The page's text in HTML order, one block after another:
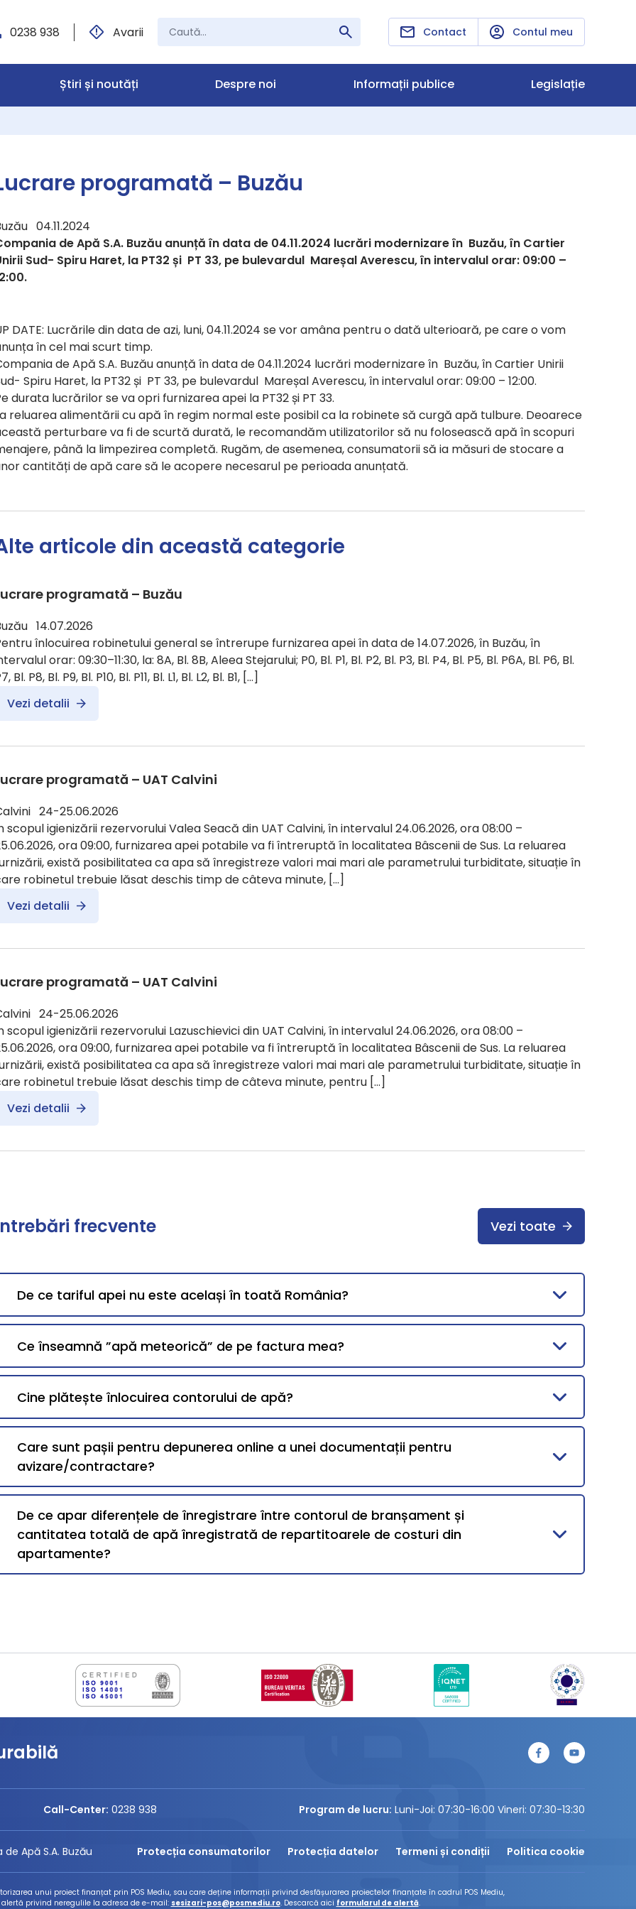
0238 938 Avarii Contact Contul meu
Știri și noutăți Despre noi Informații publice Legislație
programată – Buzău
04.11.2024
de Apă S.A. Buzău anunță în data de 04.11.2024 lucrări modernizare în Buzău, în Cartier
Sud- Spiru Haret, la PT32 și PT 33, pe bulevardul Mareșal Averescu, în intervalul orar: 09:00 –
DATE: Lucrările din data de azi, luni, 04.11.2024 se vor amâna pentru o dată ulterioară, pe care o vom
în cel mai scurt timp.
de Apă S.A. Buzău anunță în data de 04.11.2024 lucrări modernizare în Buzău, în Cartier Unirii
Spiru Haret, la PT32 și PT 33, pe bulevardul Mareșal Averescu, în intervalul orar: 09:00 – 12:00.
durata lucrărilor se va opri furnizarea apei la PT32 și PT 33.
reluarea alimentării cu apă în regim normal este posibil ca la robinete să curgă apă tulbure. Deoarece
perturbare va fi de scurtă durată, le recomandăm utilizatorilor să nu folosească apă în scopuri
până la limpezirea completă. Rugăm, de asemenea, consumatorii să ia măsuri de stocare a
cantități de apă care să le acopere necesarul pe perioada anunțată.
articole din această categorie
programată – Buzău
14.07.2026
înlocuirea robinetului general se întrerupe furnizarea apei în data de 14.07.2026, în Buzău, în
orar: 09:30–11:30, la: 8A, Bl. 8B, Aleea Stejarului; P0, Bl. P1, Bl. P2, Bl. P3, Bl. P4, Bl. P5, Bl. P6A, Bl. P6, Bl.
Bl. P8, Bl. P9, Bl. P10, Bl. P11, Bl. L1, Bl. L2, Bl. B1, […]
Vezi detalii
programată – UAT Calvini
24-25.06.2026
scopul igienizării rezervorului Valea Seacă din UAT Calvini, în intervalul 24.06.2026, ora 08:00 –
ora 09:00, furnizarea apei potabile va fi întreruptă în localitatea Bâscenii de Sus. La reluarea
există posibilitatea ca apa să înregistreze valori mai mari ale parametrului turbiditate, situație în
robinetul trebuie lăsat deschis timp de câteva minute, […]
Vezi detalii
programată – UAT Calvini
24-25.06.2026
scopul igienizării rezervorului Lazuschievici din UAT Calvini, în intervalul 24.06.2026, ora 08:00 –
ora 09:00, furnizarea apei potabile va fi întreruptă în localitatea Bâscenii de Sus. La reluarea
există posibilitatea ca apa să înregistreze valori mai mari ale parametrului turbiditate, situație în
robinetul trebuie lăsat deschis timp de câteva minute, pentru […]
Vezi detalii
frecvente Vezi toate
De ce tariful apei nu este același în toată România?
Ce înseamnă ”apă meteorică” de pe factura mea?
Cine plătește înlocuirea contorului de apă?
Care sunt pașii pentru depunerea online a unei documentații pentru
avizare/contractare?
De ce apar diferențele de înregistrare între contorul de branșament și
cantitatea totală de apă înregistrată de repartitoarele de costuri din
apartamente?
Call-Center: 0238 938 Program de lucru: Luni-Joi: 07:30-16:00 Vineri: 07:30-13:30
Apă S.A. Buzău Protecția consumatorilor Protecția datelor Termeni și condiții Politica cookie
unui proiect finanțat prin POS Mediu, sau care deține informații privind desfășurarea proiectelor finanțate în cadrul POS Mediu,
privind neregulile la adresa de e-mail: sesizari-pos@posmediu.ro. Descarcă aici formularul de alertă.